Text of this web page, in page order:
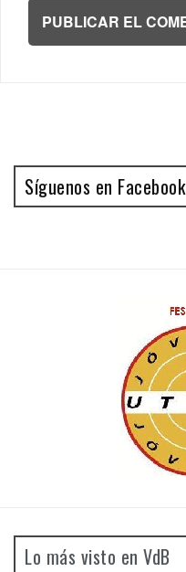
Síguenos en Facebook
Lo más visto en VdB